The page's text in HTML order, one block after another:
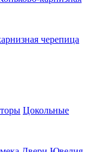
черепица
Цокольные